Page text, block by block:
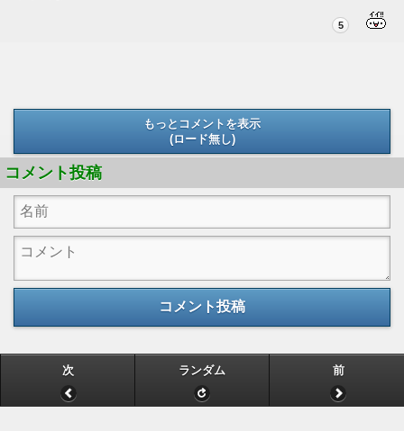
5
もっとコメントを表示
(ロード無し)
コメント投稿
コメント投稿
次 ランダム 前